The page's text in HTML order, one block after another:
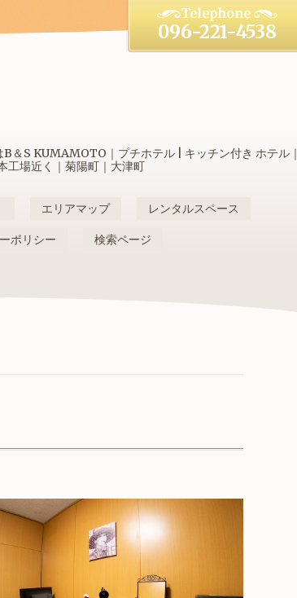
＆S KUMAMOTO｜プチホテル | キッチン付き ホテル｜
工場近く｜菊陽町｜大津町
096-221-4538
エリアマップ レンタルスペース
ポリシー 検索ページ